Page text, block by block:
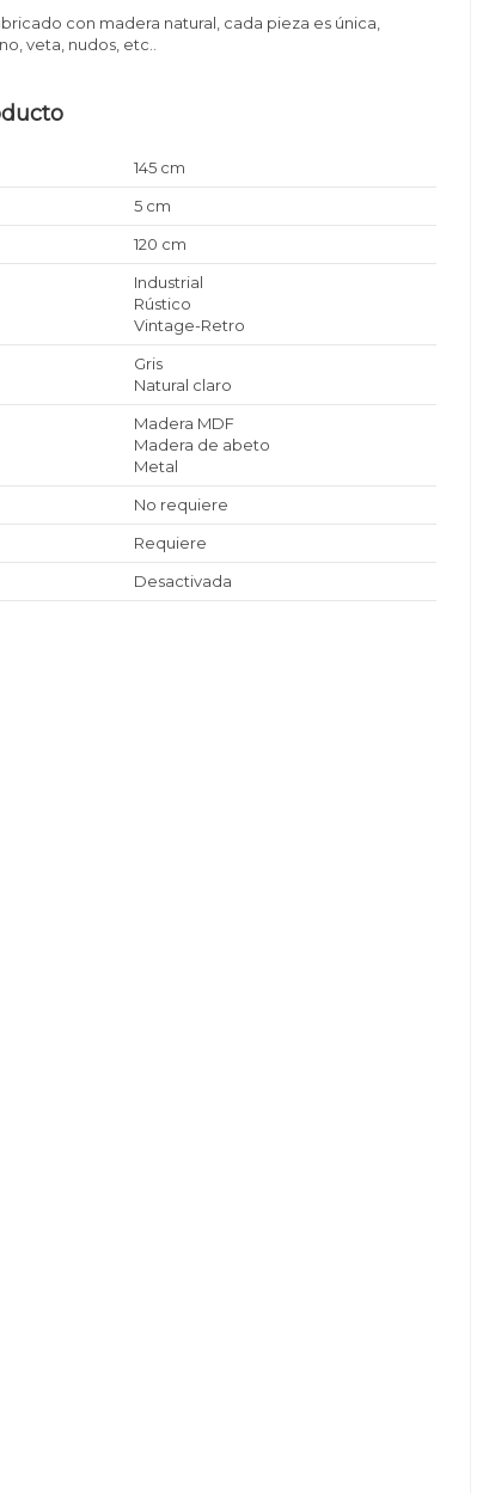
con madera natural, cada pieza es única,
veta, nudos, etc..
145 cm
5 cm
120 cm
Industrial
Rústico
Vintage-Retro
Gris
Natural claro
Madera MDF
Madera de abeto
Metal
No requiere
Requiere
Desactivada